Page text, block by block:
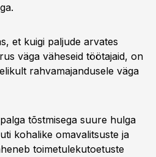
et kuigi paljude arvates
väga väheseid töötajaid, on
rahvamajandusele väga
tõstmisega suure hulga
kohalike omavalitsuste ja
toimetulekutoetuste